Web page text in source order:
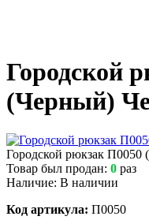
Городской
(Черный)
Городской рюкзак
Товар был продан: 0 раз
Наличие: В наличии
Код артикула: П0050